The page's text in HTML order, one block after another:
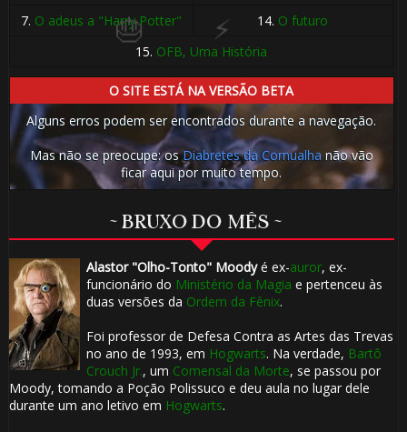
7. O adeus a "Harry Potter" 14. O futuro
15. OFB, Uma História
O SITE ESTÁ NA VERSÃO BETA
Alguns erros podem ser encontrados durante a navegação.
Mas não se preocupe: osDiabretes da Cornualha não vão
ficar aqui por muito tempo.
~ BRUXO DO MÊS ~
Alastor "Olho-Tonto" Moodyé ex-auror, ex-
funcionário do Ministério da Magia e pertenceu às
duas versões da Ordem da Fênix.
Foi professor de Defesa Contra as Artes das Trevas
no ano de 1993, em Hogwarts. Na verdade, Bartô
Crouch Jr., um Comensal da Morte, se passou por
Moody, tomando a Poção Polissuco e deu aula no lugar dele
durante um ano letivo em Hogwarts.
🎂
⚡
🎂
⚡
1️⃣
8️⃣